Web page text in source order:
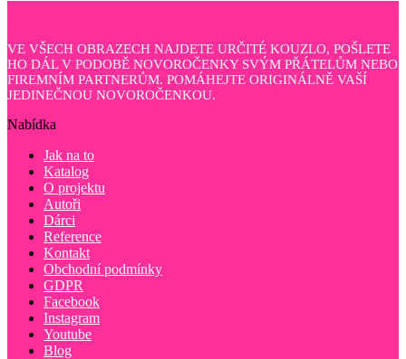
VE VŠECH OBRAZECH NAJDETE URČITÉ KOUZLO, POŠLETE
HO DÁL V PODOBĚ NOVOROČENKY SVÝM PŘÁTELŮM NEBO
FIREMNÍM PARTNERŮM. POMÁHEJTE ORIGINÁLNĚ VAŠÍ
JEDINEČNOU NOVOROČENKOU.
Nabídka
Jak na to
Katalog
O projektu
Autoři
Dárci
Reference
Kontakt
Obchodní podmínky
GDPR
Facebook
Instagram
Youtube
Blog